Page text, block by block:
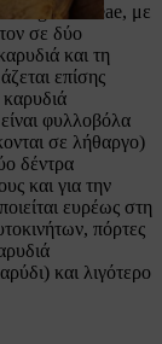
Juglandaceae, με
σε δύο
και τη
επίσης
φυλλοβόλα
σε λήθαργο)
δέντρα
και για την
ευρέως στη
πόρτες
και λιγότερο